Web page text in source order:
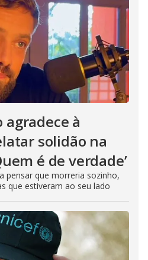
agradece à
solidão na
é de verdade’
pensar que morreria sozinho,
que estiveram ao seu lado